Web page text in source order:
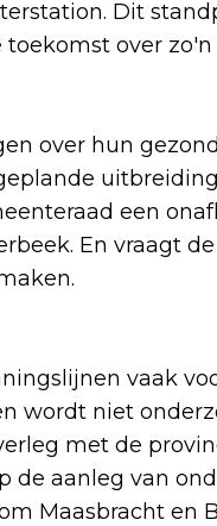
Dit
over
over hun
een
En vraagt
vaak
wordt niet
met de
de aanleg van
Maasbracht en